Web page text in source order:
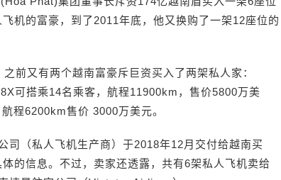
机的富豪，到了2011年底，他又换购了一架12座位的
前又有两个越南富豪斥巨资买入了两架私人家：
可搭乘14名乘客，航程11900km，售价5800万美
程6200km售价 3000万美元。
（私人飞机生产商）于2018年12月交付给越南买
的信息。不过，卖家还透露，共有6架私人飞机卖给